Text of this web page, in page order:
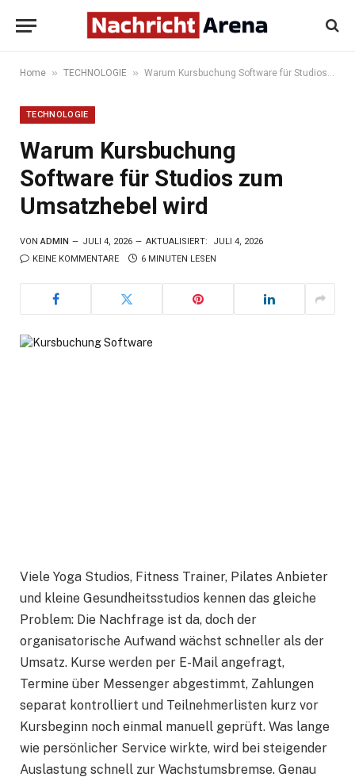
Home » TECHNOLOGIE » Warum Kursbuchung Software für Studios zum Umsatzhebel wird
TECHNOLOGIE
Warum Kursbuchung
Software für Studios zum
Umsatzhebel wird
VON ADMIN JULI 4, 2026 AKTUALISIERT:
JULI 4, 2026
KEINE KOMMENTARE
6 MINUTEN LESEN
Viele Yoga Studios, Fitness Trainer, Pilates Anbieter
und kleine Gesundheitsstudios kennen das gleiche
Problem: Die Nachfrage ist da, doch der
organisatorische Aufwand wächst schneller als der
Umsatz. Kurse werden per E-Mail angefragt,
Termine über Messenger abgestimmt, Zahlungen
separat kontrolliert und Teilnehmerlisten kurz vor
Kursbeginn noch einmal manuell geprüft. Was lange
wie persönlicher Service wirkte, wird bei steigender
Auslastung schnell zur Wachstumsbremse. Genau